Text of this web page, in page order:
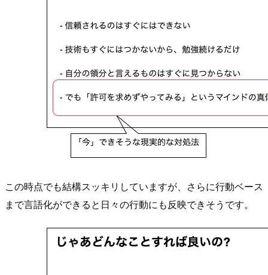
この時点でも結構スッキリしていますが、さらに行動ベース
まで言語化ができると日々の行動にも反映できそうです。